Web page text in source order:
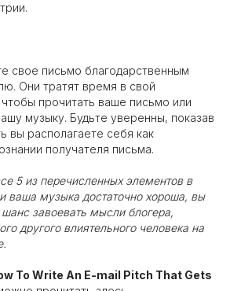
свое письмо благодарственным
Они тратят время в свой
прочитать ваше письмо или
музыку. Будьте уверенны, показав
вы располагаете себя как
получателя письма.
5 из перечисленных элементов в
ваша музыка достаточно хороша, вы
завоевать мысли блогера,
другого влиятельного человека на
To Write An E-mail Pitch That Gets